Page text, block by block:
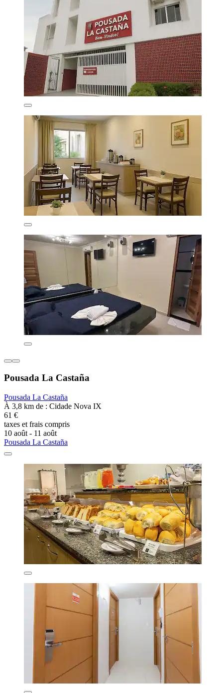
Pousada La Castaña
Pousada La Castaña
À 3,8 km de : Cidade Nova IX
61 €
taxes et frais compris
10 août - 11 août
Pousada La Castaña